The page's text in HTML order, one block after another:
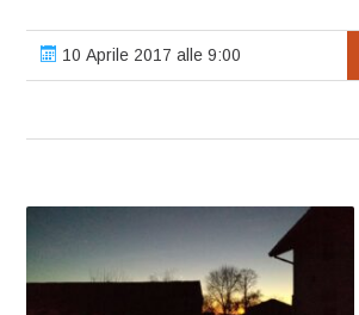
10 Aprile 2017 alle 9:00